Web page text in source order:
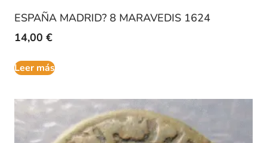
ESPAÑA MADRID? 8 MARAVEDIS 1624
14,00 €
Leer más